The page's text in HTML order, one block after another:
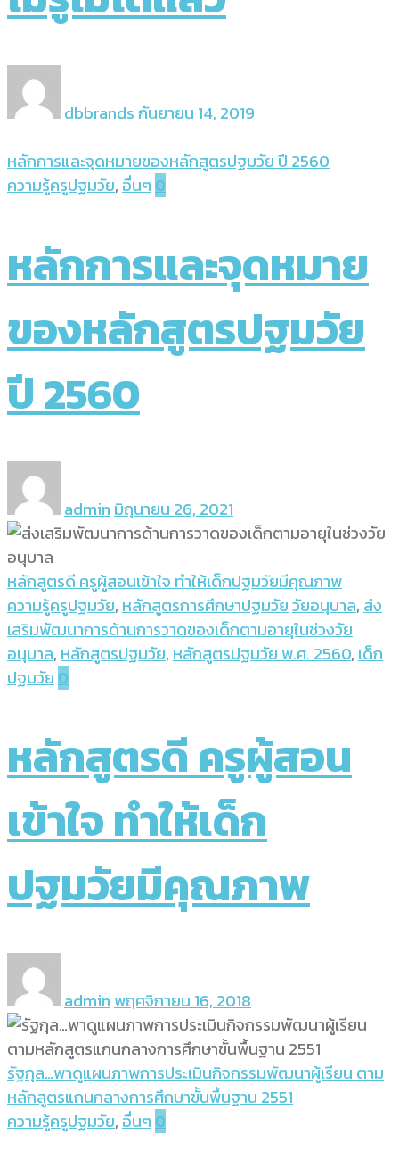
dbbrandsกันยายน 14, 2019
หลักการและจุดหมายของหลักสูตรปฐมวัย ปี 2560
ความรู้ครูปฐมวัย, อื่นๆ 0
หลักการและจุดหมาย
ของหลักสูตรปฐมวัย
ปี 2560
admin มิถุนายน 26, 2021
หลักสูตรดี ครูผู้สอนเข้าใจ ทำให้เด็กปฐมวัยมีคุณภาพ
ความรู้ครูปฐมวัย, หลักสูตรการศึกษาปฐมวัยวัยอนุบาล, ส่ง
เสริมพัฒนาการด้านการวาดของเด็กตามอายุในช่วงวัย
อนุบาล, หลักสูตรปฐมวัย, หลักสูตรปฐมวัย พ.ศ. 2560, เด็ก
ปฐมวัย 0
หลักสูตรดี ครูผู้สอน
เข้าใจ ทำให้เด็ก
ปฐมวัยมีคุณภาพ
admin พฤศจิกายน 16, 2018
รัฐกุล…พาดูแผนภาพการประเมินกิจกรรมพัฒนาผู้เรียน ตาม
หลักสูตรแกนกลางการศึกษาขั้นพื้นฐาน 2551
ความรู้ครูปฐมวัย, อื่นๆ 0